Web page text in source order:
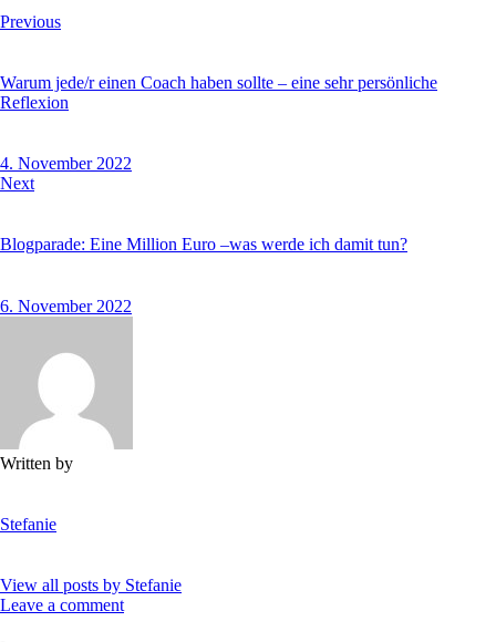
Beitragsnavigation
Previous
Warum jede/r einen Coach haben sollte – eine sehr persönliche
Reflexion
4. November 2022
Next
Blogparade: Eine Million Euro –was werde ich damit tun?
6. November 2022
Written by
Stefanie
View all posts by Stefanie
Leave a comment